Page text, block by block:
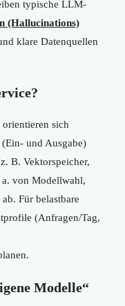
typische LLM-
(Hallucinations)
klare Datenquellen
sich
und Ausgabe)
B. Vektorspeicher,
von Modellwahl,
Für belastbare
(Anfragen/Tag,
Modelle“